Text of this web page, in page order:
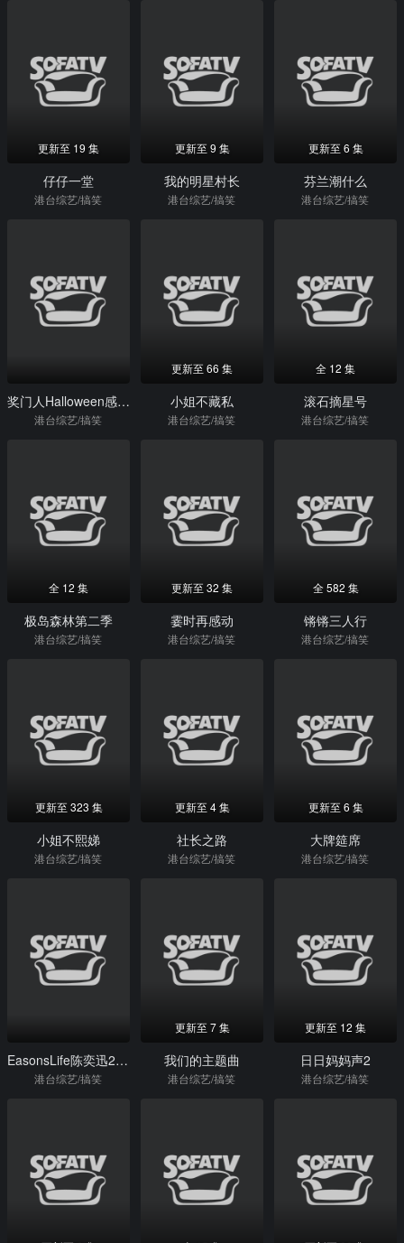
更新至 19 集
仔仔一堂
港台综艺/搞笑
更新至 9 集
我的明星村长
港台综艺/搞笑
更新至 6 集
芬兰潮什么
港台综艺/搞笑
奖门人Halloween感谢祭
港台综艺/搞笑
更新至 66 集
小姐不藏私
港台综艺/搞笑
全 12 集
滚石摘星号
港台综艺/搞笑
全 12 集
极岛森林第二季
港台综艺/搞笑
更新至 32 集
霎时再感动
港台综艺/搞笑
全 582 集
锵锵三人行
港台综艺/搞笑
更新至 323 集
小姐不熙娣
港台综艺/搞笑
更新至 4 集
社长之路
港台综艺/搞笑
更新至 6 集
大牌筵席
港台综艺/搞笑
EasonsLife陈奕迅2013演唱会
港台综艺/搞笑
更新至 7 集
我们的主题曲
港台综艺/搞笑
更新至 12 集
日日妈妈声2
港台综艺/搞笑